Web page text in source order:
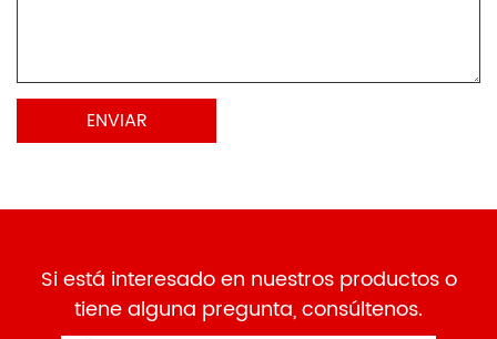
Si está interesado en nuestros productos o
tiene alguna pregunta, consúltenos.